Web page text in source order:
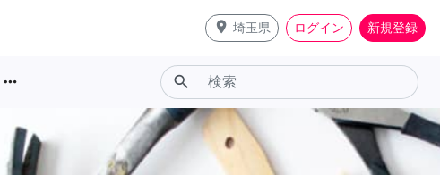
place 埼玉県 ログイン 新規登録
more_horiz search